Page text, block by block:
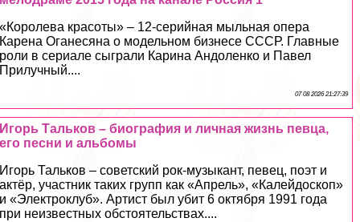
«Королева красоты» – 12-серийная мыльная опера
Карена Оганесяна о модельном бизнесе СССР. Главные
роли в сериале сыграли Карина Андоленко и Павел
Прилучный....
07 08 2026 21:27:39
Игорь Тальков – биография и личная жизнь певца,
его песни и альбомы
Игорь Тальков – советский рок-музыкант, певец, поэт и
актёр, участник таких групп как «Апрель», «Калейдоскоп»
и «Электроклуб». Артист был убит 6 октября 1991 года
при неизвестных обстоятельствах....